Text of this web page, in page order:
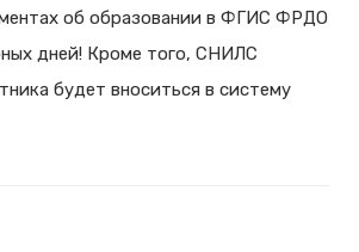
об образовании в ФГИС ФРДО
дней! Кроме того, СНИЛС
будет вноситься в систему